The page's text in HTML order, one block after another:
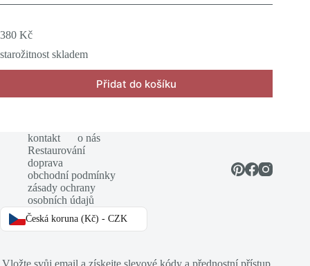
380 Kč
starožitnost skladem
Přidat do košíku
kontakt
o nás
Restaurování
doprava
obchodní podmínky
zásady ochrany
osobních údajů
Česká koruna (Kč) - CZK